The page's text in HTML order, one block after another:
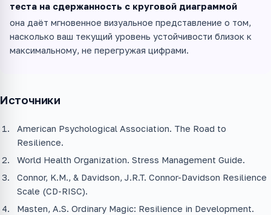
теста на сдержанность с круговой диаграммой
она даёт мгновенное визуальное представление о том,
насколько ваш текущий уровень устойчивости близок к
максимальному, не перегружая цифрами.
Источники
American Psychological Association. The Road to
Resilience.
World Health Organization. Stress Management Guide.
Connor, K.M., & Davidson, J.R.T. Connor-Davidson Resilience
Scale (CD-RISC).
Masten, A.S. Ordinary Magic: Resilience in Development.